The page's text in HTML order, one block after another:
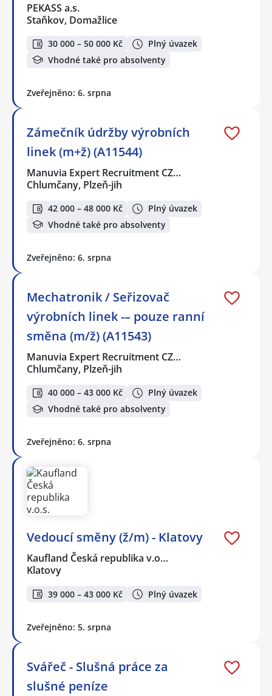
PEKASS a.s.
Staňkov, Domažlice
30 000 – 50 000 Kč
Plný úvazek
Vhodné také pro absolventy
Zveřejněno: 6. srpna
Zámečník údržby výrobních
linek (m+ž) (A11544)
Manuvia Expert Recruitment CZ…
Chlumčany, Plzeň-jih
42 000 – 48 000 Kč
Plný úvazek
Vhodné také pro absolventy
Zveřejněno: 6. srpna
Mechatronik / Seřizovač
výrobních linek -– pouze ranní
směna (m/ž) (A11543)
Manuvia Expert Recruitment CZ…
Chlumčany, Plzeň-jih
40 000 – 43 000 Kč
Plný úvazek
Vhodné také pro absolventy
Zveřejněno: 6. srpna
Vedoucí směny (ž/m) - Klatovy
Kaufland Česká republika v.o…
Klatovy
39 000 – 43 000 Kč Plný úvazek
Zveřejněno: 5. srpna
Svářeč - Slušná práce za
slušné peníze